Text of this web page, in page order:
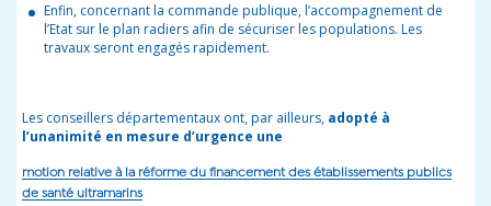
Enfin, concernant la commande publique, l’accompagnement de
l’Etat sur le plan radiers afin de sécuriser les populations. Les
travaux seront engagés rapidement.
Les conseillers départementaux ont, par ailleurs, adopté à
l’unanimité en mesure d’urgence une
motion relative à la réforme du financement des établissements publics
de santé ultramarins